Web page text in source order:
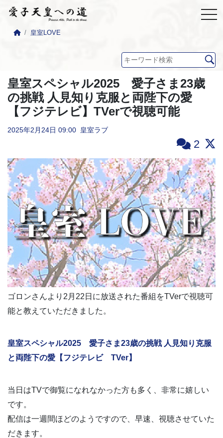
皇室LOVE
皇室スペシャル2025 愛子さま23歳
の挑戦 人見知り克服と両陛下の愛
【フジテレビ】TVerで視聴可能
2025年2月24日 09:00 皇室ラブ
2
ゴロンさんより2月22日に放送された番組をTVerで視聴可
能と教えていただきました。
皇室スペシャル2025 愛子さま23歳の挑戦 人見知り克服
と両陛下の愛【フジテレビ TVer】
当日はTVで御覧になれなかった方も多く、非常に嬉しい
です。
配信は一週間ほどのようですので、早速、視聴させていた
だきます。